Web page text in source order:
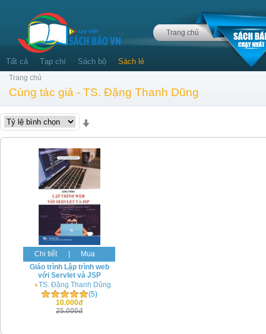
Trang chủ
Tất cả Tạp chí Sách bộ Sách lẻ
Trang chủ
Cùng tác giả - TS. Đặng Thanh Dũng
Chi tiết
Mua
Giáo trình Lập trình web
với Servlet và JSP
TS. Đặng Thanh Dũng
(5)
10.000đ
25.000đ